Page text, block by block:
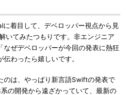
着目して、デベロッパー視点から見
いてみたつもりです。非エンジニア
なぜデベロッパーが今回の発表に熱狂
わったら嬉しいです。
は、やっぱり新言語Swiftの発表で
の開発から遠ざかっていて、最新の